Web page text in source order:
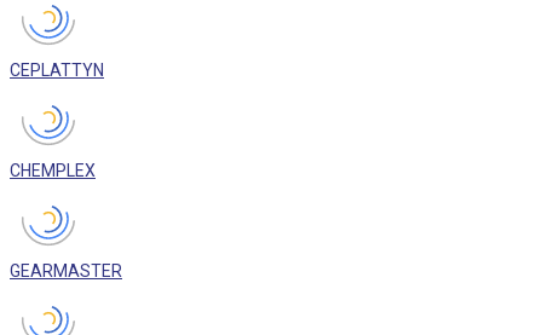
CEPLATTYN
CHEMPLEX
GEARMASTER